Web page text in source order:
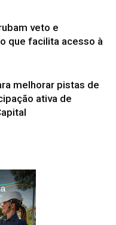
veto e
que facilita acesso à
melhorar pistas de
ativa de